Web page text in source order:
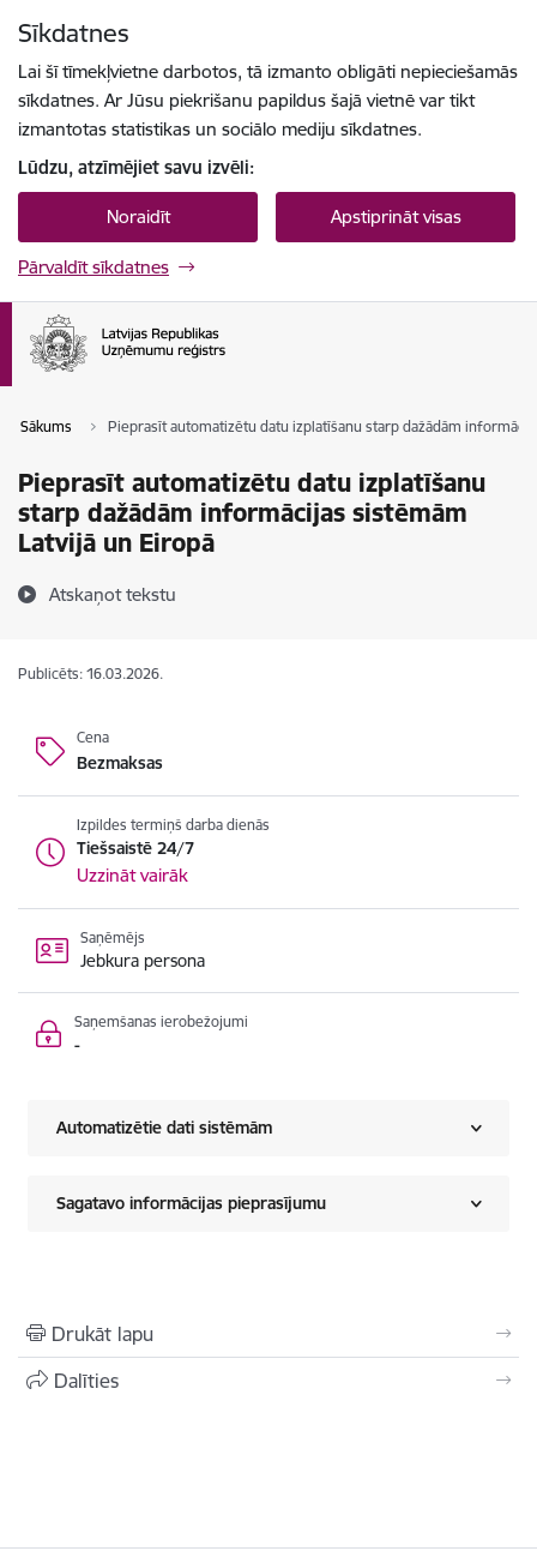
Sīkdatnes
Lai šī tīmekļvietne darbotos, tā izmanto obligāti nepieciešamās
sīkdatnes. Ar Jūsu piekrišanu papildus šajā vietnē var tikt
izmantotas statistikas un sociālo mediju sīkdatnes.
Lūdzu, atzīmējiet savu izvēli:
Noraidīt Apstiprināt visas
Pārvaldīt sīkdatnes
Sākums Pieprasīt automatizētu datu izplatīšanu starp dažādām
Pieprasīt automatizētu datu izplatīšanu
starp dažādām informācijas sistēmām
Latvijā un Eiropā
Atskaņot tekstu
Publicēts: 16.03.2026.
Cena
Bezmaksas
Izpildes termiņš darba dienās
Tiešsaistē 24/7
Uzzināt vairāk
Saņēmējs
Jebkura persona
Saņemšanas ierobežojumi
-
Automatizētie dati sistēmām
Sagatavo informācijas pieprasījumu
Drukāt lapu
Dalīties